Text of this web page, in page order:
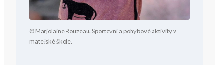
© Marjolaine Rouzeau. Sportovní a pohybové aktivity v
mateřské škole.